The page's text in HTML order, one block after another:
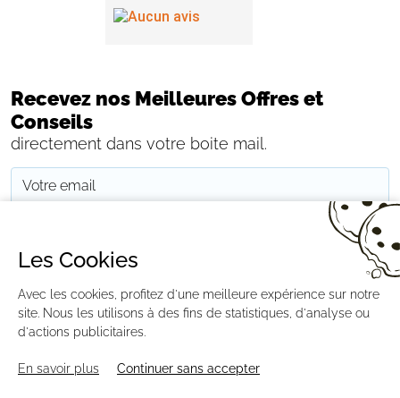
Recevez nos Meilleures Offres et
Conseils
directement dans votre boite mail.
CONTACTEZ-NOUS PAIEMENT LIVRAISON
RÉTRACTATION
MENTIONS LÉGALES
CGV RGPD BLOG
GESTION DES COOKIES
PLAN DU SITE
AGENCE CREABILIS ©2026 DISTRIPOOL.FR
Les Cookies
Avec les cookies, profitez d'une meilleure expérience sur notre
site. Nous les utilisons à des fins de statistiques, d'analyse ou
d'actions publicitaires.
En savoir plus Continuer sans accepter